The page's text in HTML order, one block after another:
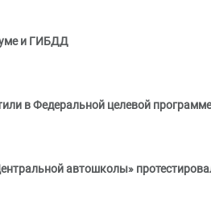
и ГИБДД
в Федеральной целевой программе
автошколы»